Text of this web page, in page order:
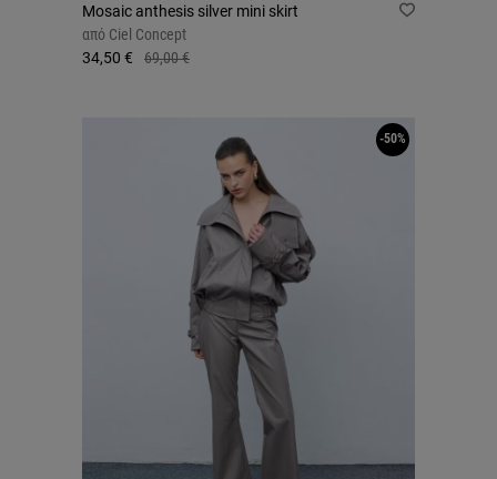
Mosaic anthesis silver mini skirt
από Ciel Concept
34,50 €
69,00 €
-50%